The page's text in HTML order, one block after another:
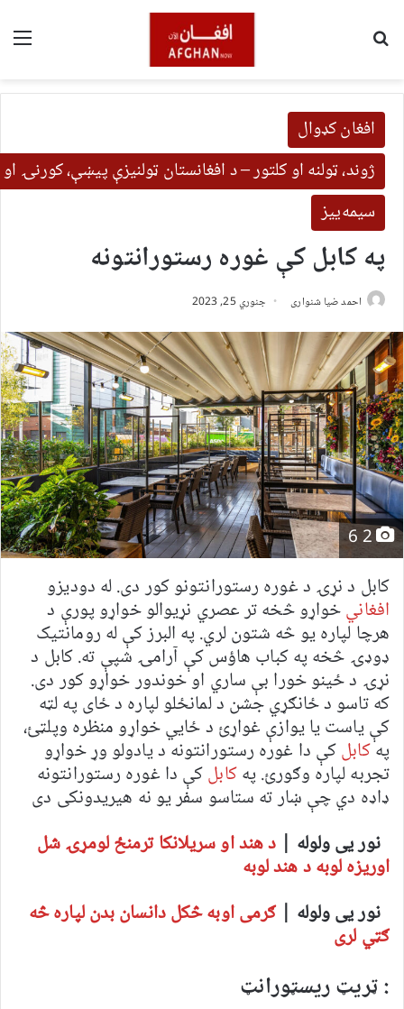
افغان کډوال
ژوند، ټولنه او کلتور – د افغانستان ټولنیزې پیښې، کورنۍ
سیمه‌ییز
په کابل کې غوره رستورانتونه
احمد ضیا شنواری جنوري 25, 2023
کابل د نړۍ د غوره رستورانتونو کور دی. له دودیزو
افغانيخواړو څخه تر عصري نړیوالو خواړو پورې د
هرچا لپاره یو څه شتون لري. په البرز کې له رومانتيک
ډوډۍ څخه په کباب هاؤس کې آرامۍ شپې ته. کابل د
نړۍ د ځینو خورا بې ساري او خوندور خواړو کور دی.
که تاسو د ځانګړي جشن د لمانځلو لپاره د ځای په لټه
کې یاست یا یوازې غواړئ د ځایي خواړو منظره وپلټئ،
پهکابلکې دا غوره رستورانتونه د یادولو وړ خواړو
تجربه لپاره وګورئ. پهکابلکې دا غوره رستورانتونه
ډاډه دي چې ښار ته ستاسو سفر یو نه هیریدونکی دی
نور یی ولوله | د هند او سریلانکا ترمنځ لومړۍ شل
اوریزه لوبه د هند لوبه
نور یی ولوله |ګرمی اوبه څکل دانسان بدن لپاره څه
ګټي لری
: ټریټ ریسټورانټ